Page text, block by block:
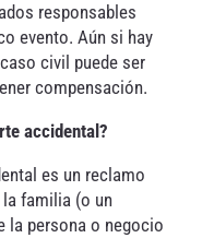
responsables
evento. Aún si hay
civil puede ser
compensación.
accidental?
es un reclamo
familia (o un
la persona o negocio